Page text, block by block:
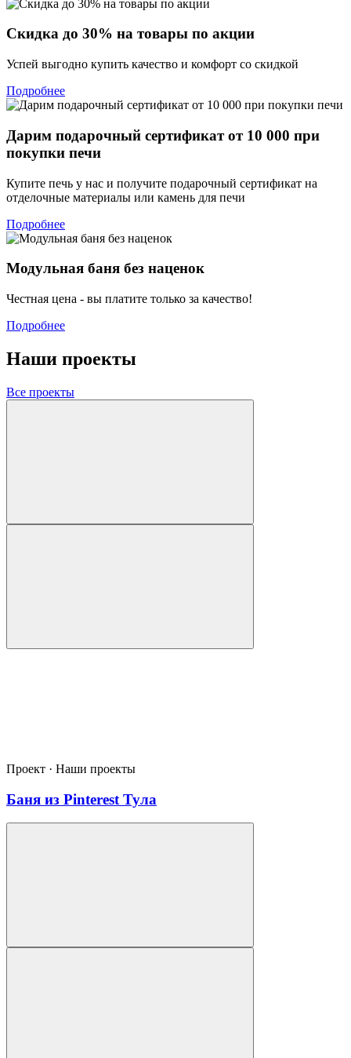
Скидка до 30% на товары по акции
Успей выгодно купить качество и комфорт со скидкой
Подробнее
Дарим подарочный сертификат от 10 000 при
покупки печи
Купите печь у нас и получите подарочный сертификат на
отделочные материалы или камень для печи
Подробнее
Модульная баня без наценок
Честная цена - вы платите только за качество!
Подробнее
Наши проекты
Все проекты
Проект · Наши проекты
Баня из Pinterest Тула